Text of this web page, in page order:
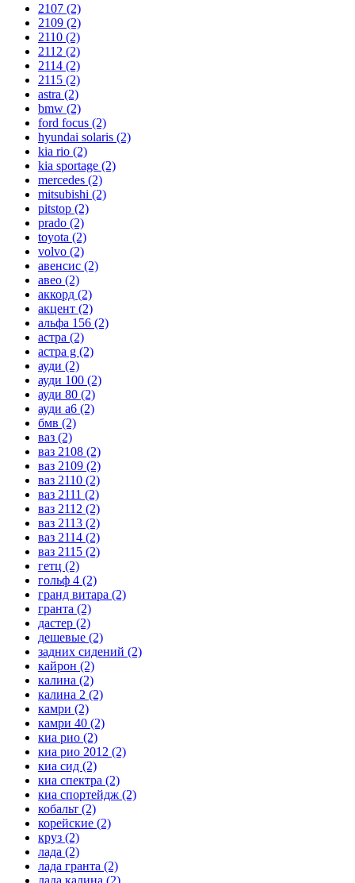
2107 (2)
2109 (2)
2110 (2)
2112 (2)
2114 (2)
2115 (2)
astra (2)
bmw (2)
ford focus (2)
hyundai solaris (2)
kia rio (2)
kia sportage (2)
mercedes (2)
mitsubishi (2)
pitstop (2)
prado (2)
toyota (2)
volvo (2)
авенсис (2)
авео (2)
аккорд (2)
акцент (2)
альфа 156 (2)
астра (2)
астра g (2)
ауди (2)
ауди 100 (2)
ауди 80 (2)
ауди а6 (2)
бмв (2)
ваз (2)
ваз 2108 (2)
ваз 2109 (2)
ваз 2110 (2)
ваз 2111 (2)
ваз 2112 (2)
ваз 2113 (2)
ваз 2114 (2)
ваз 2115 (2)
гетц (2)
гольф 4 (2)
гранд витара (2)
гранта (2)
дастер (2)
дешевые (2)
задних сидений (2)
кайрон (2)
калина (2)
калина 2 (2)
камри (2)
камри 40 (2)
киа рио (2)
киа рио 2012 (2)
киа сид (2)
киа спектра (2)
киа спортейдж (2)
кобальт (2)
корейские (2)
круз (2)
лада (2)
лада гранта (2)
лада калина (2)